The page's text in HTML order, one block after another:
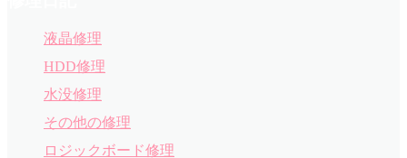
液晶修理
HDD修理
水没修理
その他の修理
ロジックボード修理